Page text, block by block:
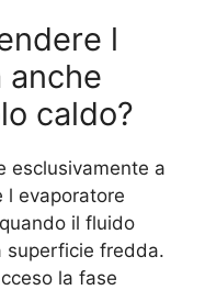
l
anche
caldo?
esclusivamente a
l evaporatore
il fluido
superficie fredda.
la fase